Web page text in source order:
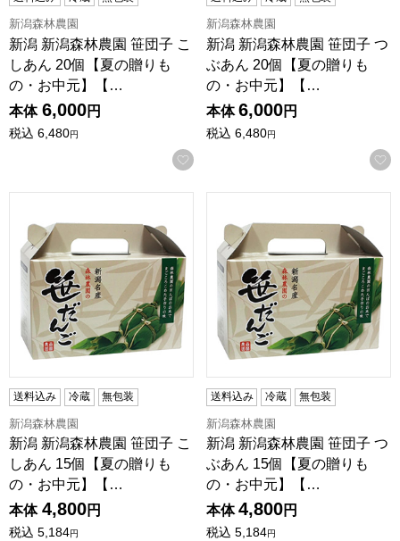
新潟森林農園
新潟 新潟森林農園 笹団子 こ
しあん 20個【夏の贈りも
の・お中元】【…
本体 6,000円
税込 6,480円
お気に入りに登録する
新潟森林農園
新潟 新潟森林農園 笹団子 つ
ぶあん 20個【夏の贈りも
の・お中元】【…
本体 6,000円
税込 6,480円
送料込み 冷蔵 無包装
新潟森林農園
新潟 新潟森林農園 笹団子 こ
しあん 15個【夏の贈りも
の・お中元】【…
本体 4,800円
税込 5,184円
送料込み 冷蔵 無包装
新潟森林農園
新潟 新潟森林農園 笹団子 つ
ぶあん 15個【夏の贈りも
の・お中元】【…
本体 4,800円
税込 5,184円